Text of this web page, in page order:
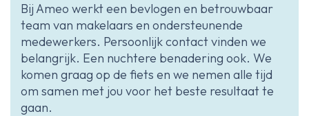
Bij Ameo werkt een bevlogen en betrouwbaar
team van makelaars en ondersteunende
medewerkers. Persoonlijk contact vinden we
belangrijk. Een nuchtere benadering ook. We
komen graag op de fiets en we nemen alle tijd
om samen met jou voor het beste resultaat te
gaan.